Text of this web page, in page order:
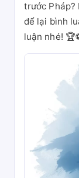
trước Pháp?
để lại bình
luận nhé!